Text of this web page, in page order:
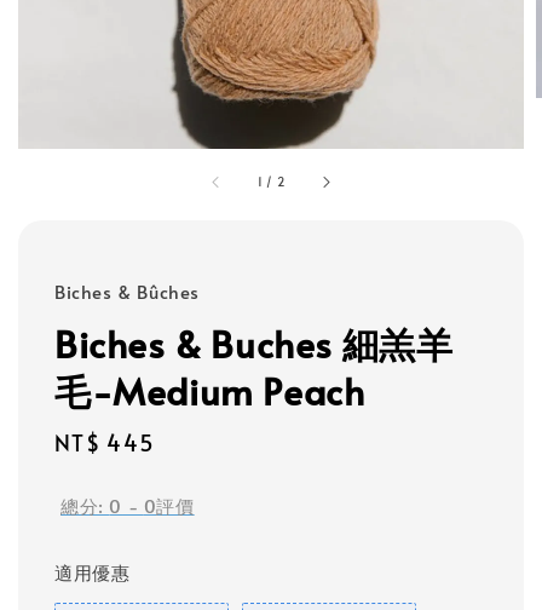
1 / 2
Biches & Bûches
Biches & Buches 細羔羊
毛-Medium Peach
Regular
NT$ 445
總分: 0 - 0評價
適用優惠